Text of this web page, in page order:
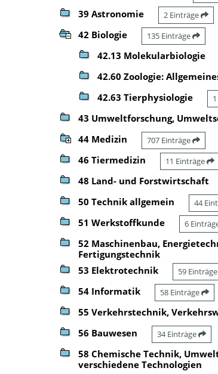
39 Astronomie 2 Einträge
42 Biologie 135 Einträge
42.13 Molekularbiologie
42.60 Zoologie:
42.63 Tierphysiologie
43 Umweltforschung,
44 Medizin 707 Einträge
46 Tiermedizin 11 Einträge
48 Land- und Forstwirtschaft
50 Technik allgemein 44
51 Werkstoffkunde 6
52 Maschinenbau,
Fertigungstechnik
53 Elektrotechnik 59 Einträge
54 Informatik 58 Einträge
55 Verkehrstechnik,
56 Bauwesen 34 Einträge
58 Chemische Technik,
verschiedene Technologien